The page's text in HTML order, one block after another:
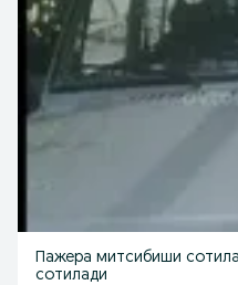
Пажера митсибиши
сотилади